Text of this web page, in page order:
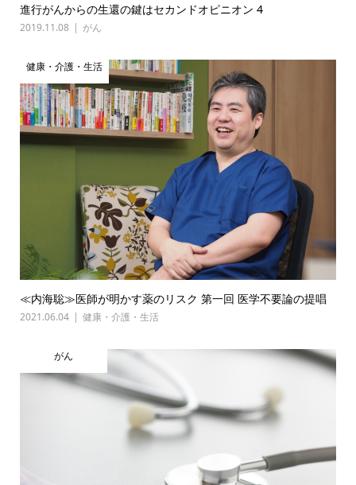
進行がんからの生還の鍵はセカンドオピニオン 4
2019.11.08 がん
健康・介護・生活
≪内海聡≫医師が明かす薬のリスク 第一回 医学不要論の提唱
2021.06.04 健康・介護・生活
がん